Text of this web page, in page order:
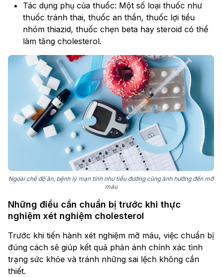
Tác dụng phụ của thuốc: Một số loại thuốc như
thuốc tránh thai, thuốc an thần, thuốc lợi tiểu
nhóm thiazid, thuốc chẹn beta hay steroid có thể
làm tăng cholesterol.
Ngoài chế độ ăn, bệnh lý mạn tính như tiểu đường cũng ảnh hưởng đến mỡ
máu
Những điều cần chuẩn bị trước khi thực
nghiệm xét nghiệm cholesterol
Trước khi tiến hành xét nghiệm mỡ máu, việc chuẩn bị
đúng cách sẽ giúp kết quả phản ánh chính xác tình
trạng sức khỏe và tránh những sai lệch không cần
thiết.